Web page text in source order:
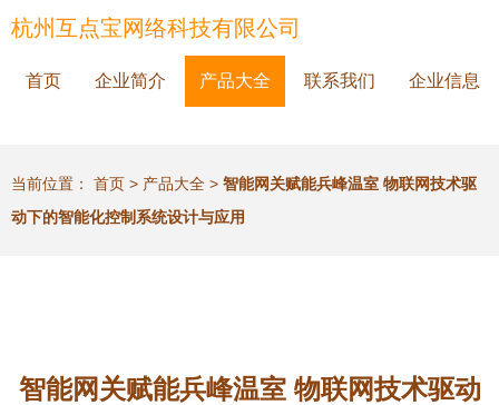
杭州互点宝网络科技有限公司
首页 企业简介 产品大全 联系我们 企业信息
当前位置： 首页 > 产品大全 > 智能网关赋能兵峰温室 物联网技术驱
动下的智能化控制系统设计与应用
智能网关赋能兵峰温室 物联网技术驱动